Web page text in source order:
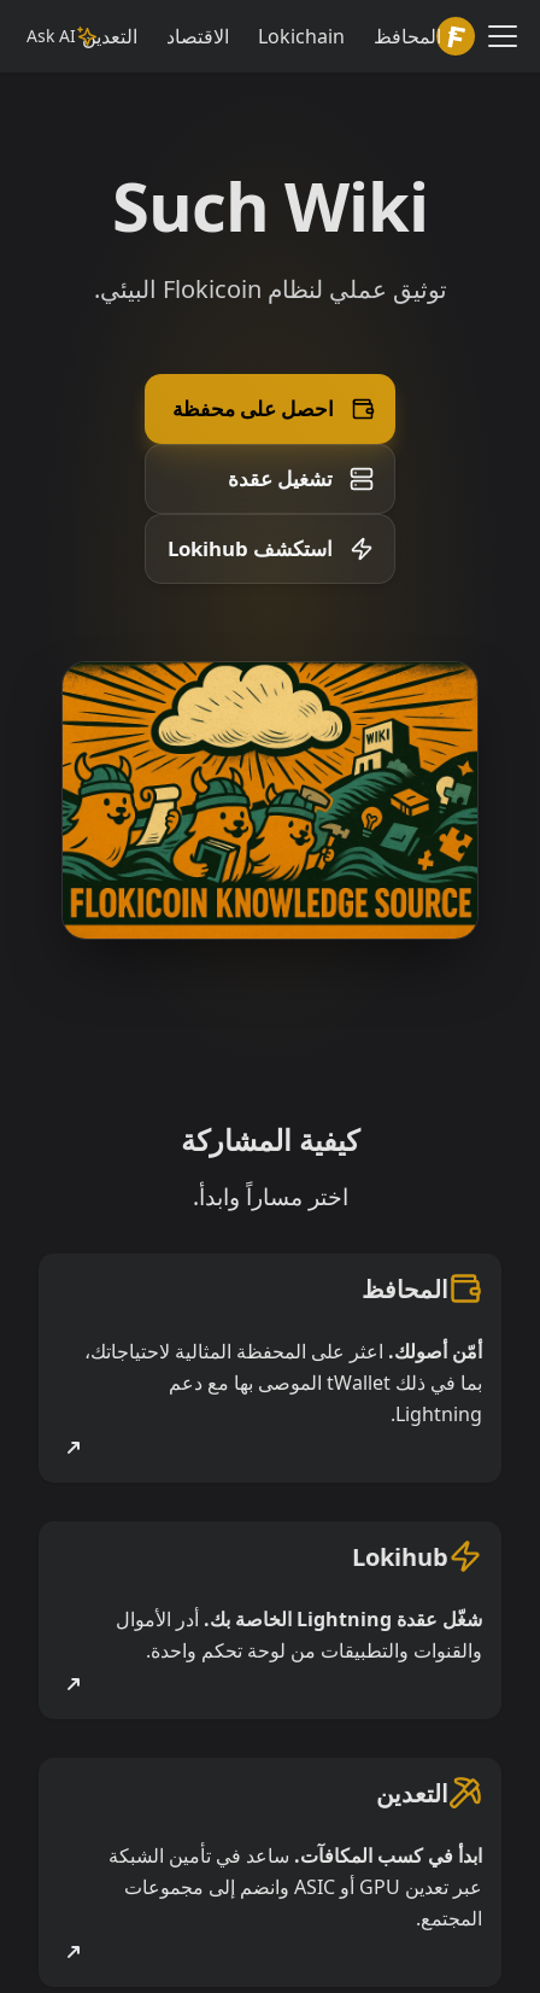
Lokiwiki
المحافظ Lokichain الاقتصاد التعدين Ask AI
Such Wiki
توثيق عملي لنظام Flokicoin البيئي.
احصل على محفظة
تشغيل عقدة
استكشف Lokihub
كيفية المشاركة
اختر مساراً وابدأ.
المحافظ
أمّن أصولك. اعثر على المحفظة المثالية لاحتياجاتك،
بما في ذلك tWallet الموصى بها مع دعم
Lightning.
Lokihub
شغّل عقدة Lightning الخاصة بك.
أدر الأموال
والقنوات والتطبيقات من لوحة تحكم واحدة.
التعدين
ابدأ في كسب المكافآت. ساعد في تأمين الشبكة
عبر تعدين GPU أو ASIC وانضم إلى مجموعات
المجتمع.